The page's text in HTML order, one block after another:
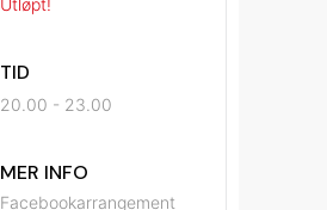
Utløpt!
TID
20.00 - 23.00
MER INFO
Facebookarrangement